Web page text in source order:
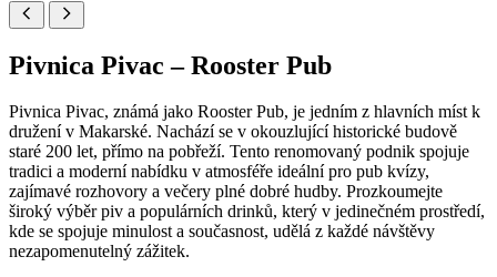
Pivnica Pivac – Rooster Pub
Pivnica Pivac, známá jako Rooster Pub, je jedním z hlavních míst k
družení v Makarské. Nachází se v okouzlující historické budově
staré 200 let, přímo na pobřeží. Tento renomovaný podnik spojuje
tradici a moderní nabídku v atmosféře ideální pro pub kvízy,
zajímavé rozhovory a večery plné dobré hudby. Prozkoumejte
široký výběr piv a populárních drinků, který v jedinečném prostředí,
kde se spojuje minulost a současnost, udělá z každé návštěvy
nezapomenutelný zážitek.